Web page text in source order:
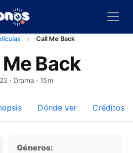
Call Me Back
Back
· Drama · 15m
Dónde ver Créditos
Géneros: